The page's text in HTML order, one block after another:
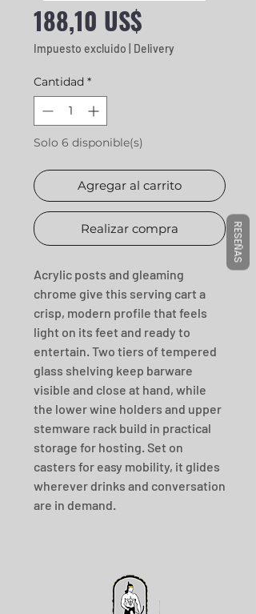
188,10 US$
Impuesto excluido Delivery
Cantidad *
Solo 6 disponible(s)
Agregar al carrito
Realizar compra
Acrylic posts and gleaming
chrome give this serving cart a
crisp, modern profile that feels
light on its feet and ready to
entertain. Two tiers of tempered
glass shelving keep barware
visible and close at hand, while
the lower wine holders and upper
stemware rack build in practical
storage for hosting. Set on
casters for easy mobility, it glides
wherever drinks and conversation
are in demand.
RESEÑAS